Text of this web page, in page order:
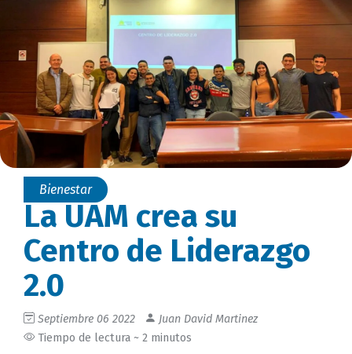
Bienestar
La UAM crea su
Centro de Liderazgo
2.0
Septiembre 06 2022
Juan David Martinez
Tiempo de lectura ~ 2 minutos